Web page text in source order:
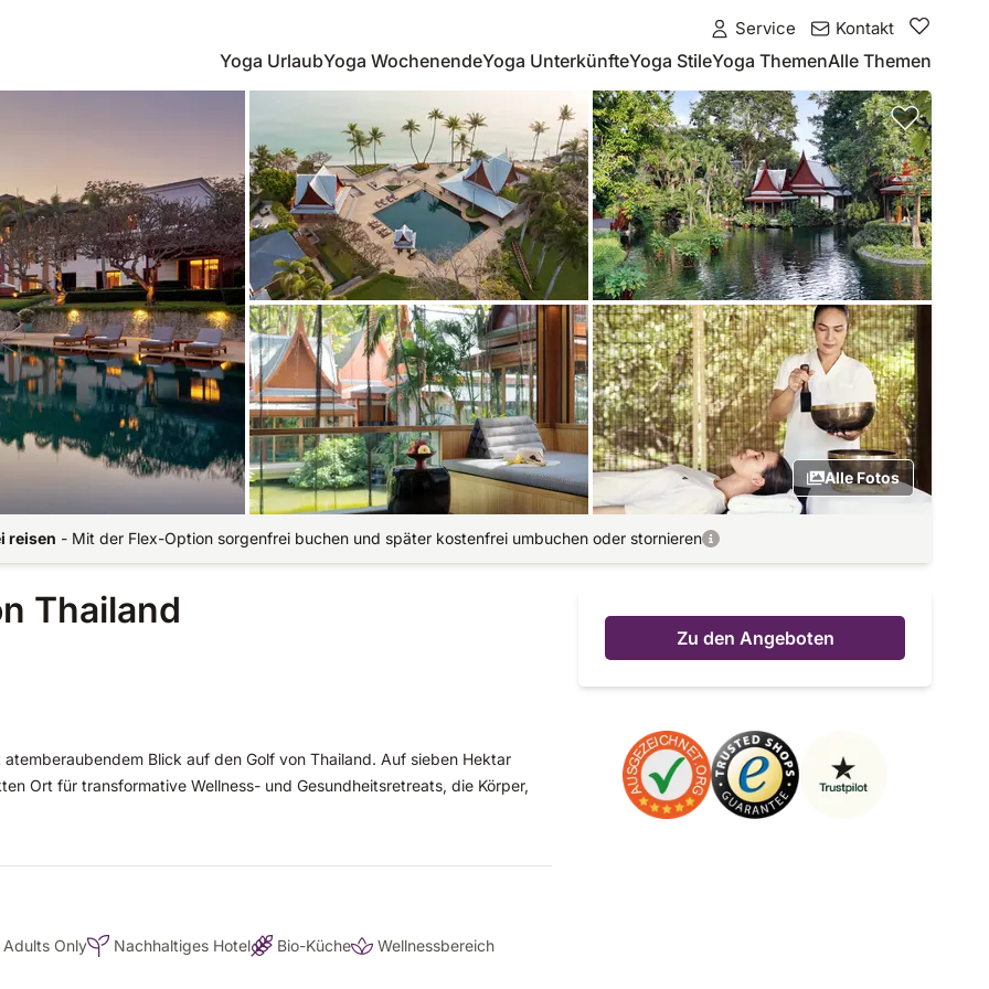
Service Kontakt
Yoga UrlaubYoga WochenendeYoga UnterkünfteYoga StileYoga ThemenAlle Themen
Alle Fotos
reisen - Mit der Flex-Option sorgenfrei buchen und später kostenfrei umbuchen oder stornieren
Thailand
Zu den Angeboten
Blick auf den Golf von Thailand. Auf sieben Hektar
Ort für transformative Wellness- und Gesundheitsretreats, die Körper,
Adults Only Nachhaltiges Hotel Bio-Küche
Wellnessbereich